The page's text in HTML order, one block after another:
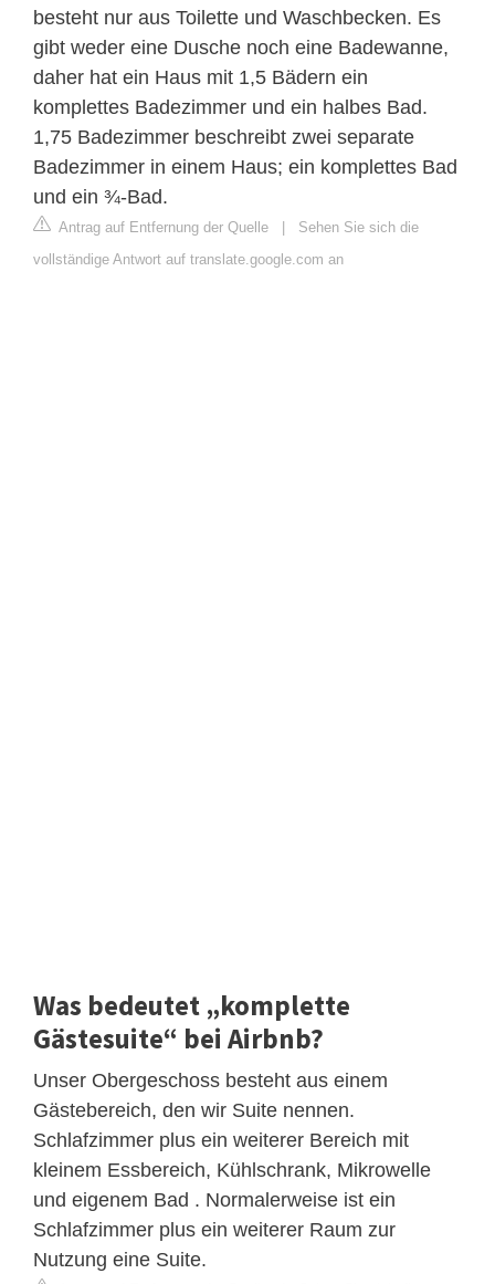
besteht nur aus Toilette und Waschbecken. Es
gibt weder eine Dusche noch eine Badewanne,
daher hat ein Haus mit 1,5 Bädern ein
komplettes Badezimmer und ein halbes Bad.
1,75 Badezimmer beschreibt zwei separate
Badezimmer in einem Haus; ein komplettes Bad
und ein ¾-Bad.
Antrag auf Entfernung der Quelle | Sehen Sie sich die
vollständige Antwort auf translate.google.com an
Was bedeutet „komplette
Gästesuite“ bei Airbnb?
Unser Obergeschoss besteht aus einem
Gästebereich, den wir Suite nennen.
Schlafzimmer plus ein weiterer Bereich mit
kleinem Essbereich, Kühlschrank, Mikrowelle
und eigenem Bad . Normalerweise ist ein
Schlafzimmer plus ein weiterer Raum zur
Nutzung eine Suite.